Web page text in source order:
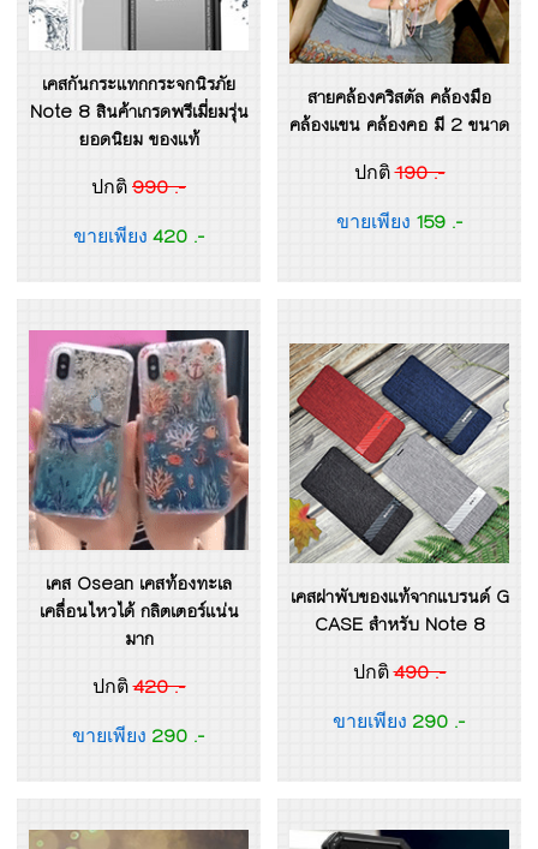
เคสกันกระแทกกระจกนิรภัย
Note 8 สินค้าเกรดพรีเมี่ยมรุ่น
ยอดนิยม ของแท้
ปกติ 990 .-
ขายเพียง 420 .-
สายคล้องคริสตัล คล้องมือ
คล้องแขน คล้องคอ มี 2 ขนาด
ปกติ190 .-
ขายเพียง 159 .-
เคส Osean เคสท้องทะเล
เคลื่อนไหวได้ กลิตเตอร์แน่น
มาก
ปกติ420 .-
ขายเพียง 290 .-
เคสฝาพับของแท้จากแบรนด์ G
CASE สำหรับ Note 8
ปกติ490 .-
ขายเพียง 290 .-